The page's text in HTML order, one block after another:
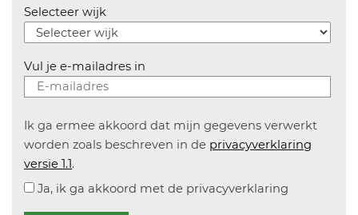
Selecteer wijk
Vul je e-mailadres in
Ik ga ermee akkoord dat mijn gegevens verwerkt
worden zoals beschreven in de privacyverklaring
versie 1.1.
Ja, ik ga akkoord met de privacyverklaring